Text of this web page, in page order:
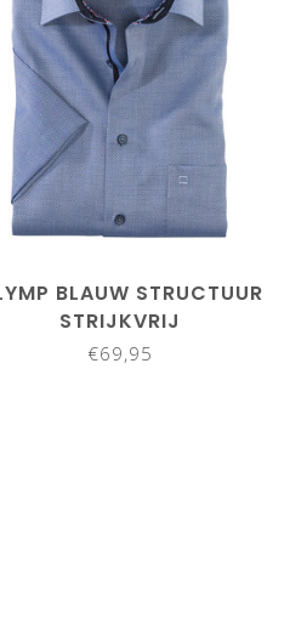
39 40 41 42 43
BLAUW STRUCTUUR
STRIJKVRIJ
€69,95